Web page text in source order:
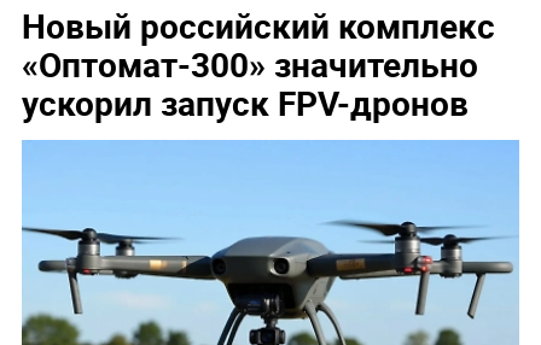
Новый российский комплекс
«Оптомат-300» значительно
ускорил запуск FPV-дронов